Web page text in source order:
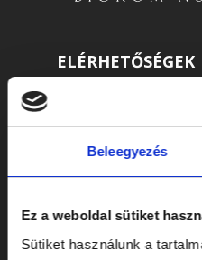
Beleegyezés
Ez a weboldal sütiket
Sütiket használunk a
ELÉRHETŐSÉGEK
Telefonszám:+36 72
E-mail:
WEBSHOP